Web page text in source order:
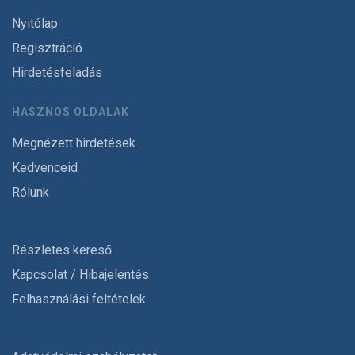
Nyitólap
Regisztráció
Hirdetésfeladás
HASZNOS OLDALAK
Megnézett hirdetések
Kedvenceid
Rólunk
Részletes kereső
Kapcsolat / Hibajelentés
Felhasználási feltételek